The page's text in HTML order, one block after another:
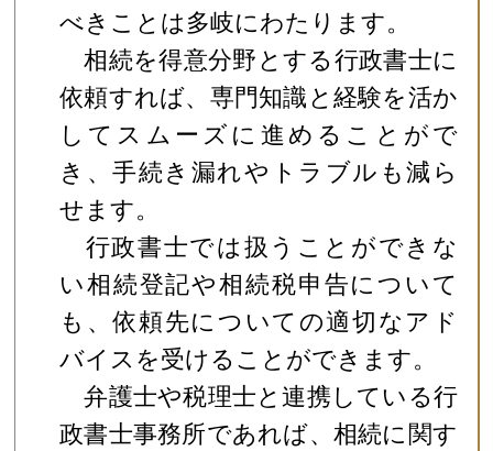
べきことは多岐にわたります。
相続を得意分野とする行政書士に
依頼すれば、専門知識と経験を活か
してスムーズに進めることがで
き、手続き漏れやトラブルも減ら
せます。
行政書士では扱うことができな
い相続登記や相続税申告について
も、依頼先についての適切なアド
バイスを受けることができます。
弁護士や税理士と連携している行
政書士事務所であれば、相続に関す